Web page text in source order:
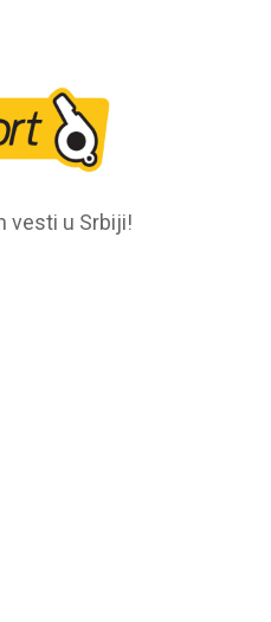
vesti u Srbiji!